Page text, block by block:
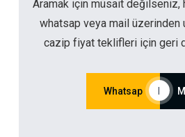
Aramak için müsait değilseniz,
whatsap veya mail üzerinden
cazip fiyat teklifleri için geri
Whatsap